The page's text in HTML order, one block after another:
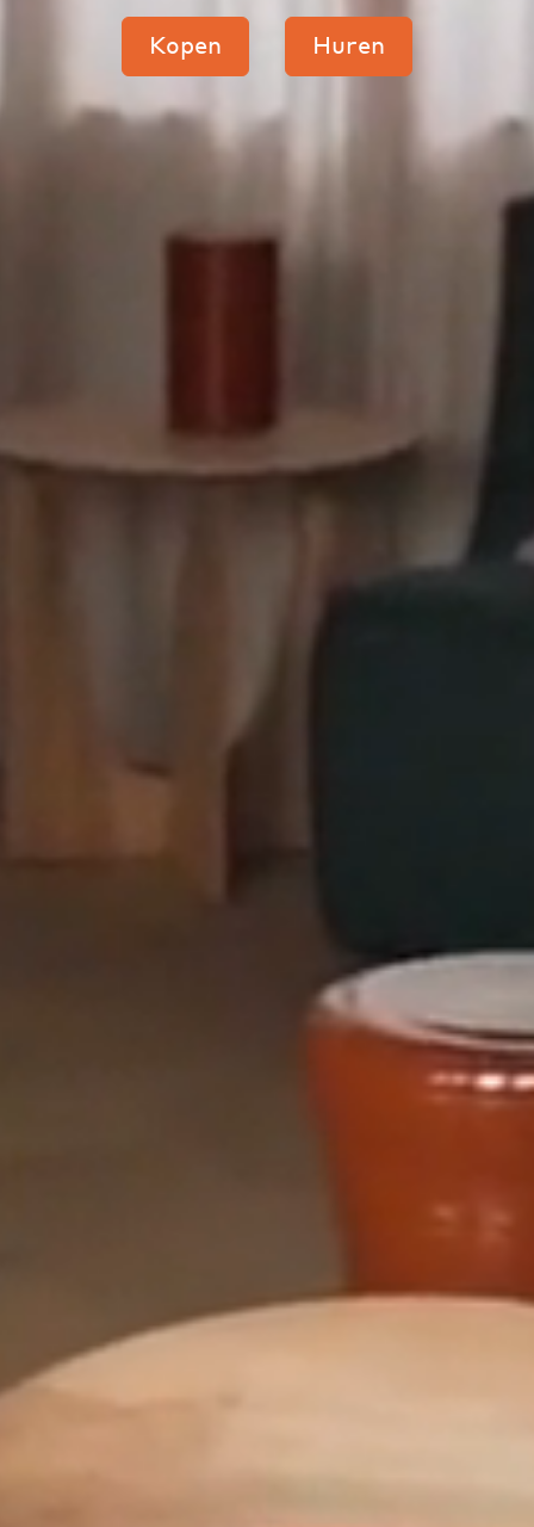
Kopen Huren